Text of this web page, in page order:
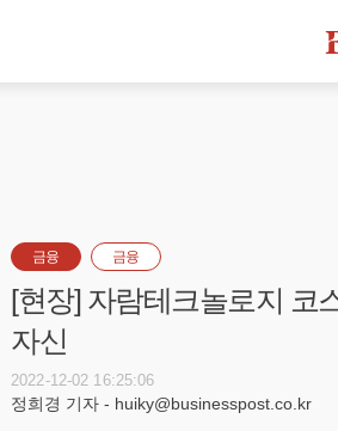
금융 금융
[현장] 자람테크놀로지 코
자신
2022-12-02 16:25:06
정희경 기자 - huiky@businesspost.co.kr